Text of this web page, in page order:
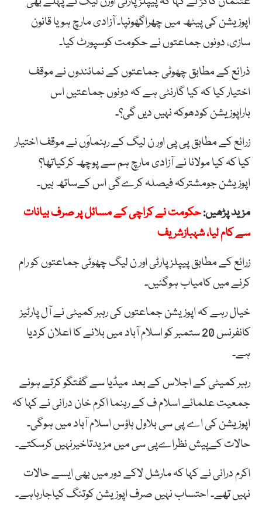
اپوزیشن کی پیٹھ میں چھراگھونپا۔ آزادی مارچ ہو یا قانون
سازی، دونوں جماعتوں نے حکومت کوسپورٹ کیا۔
ذرائع کے مطابق چھوٹی جماعتوں کے نمائندوں نے موقف
اختیار کیا کہ کیا گارنٹی ہے کہ دونوں جماعتیں اس
باراپوزیشن کودھوکہ نہیں دیں گی؟۔
زرائع کے مطابق پی پی اور ن لیگ کے رہنماوَں نے موقف اختیار
کیا کہ کیا مولانا نے آزادی مارچ ہم سے پوچھ کرکیاتھا؟
اپوزیشن جومشترکہ فیصلہ کرےگی اس کےساتھ ہیں۔
مزید پڑھیں:حکومت نے کراچی کے مسائل پر صرف بیانات
سے کام لیا، شہبازشریف
زرائع کے مطابق پیپلزپارٹی اور ن لیگ چھوٹی جماعتوں کو رام
کرنے میں کامیاب ہوگئیں۔
خیال رہے کہ اپوزیشن جماعتوں کی رہبر کمیٹی نے آل پارٹیز
کانفرنس 20 ستمبر کو اسلام آباد میں بلانے کا اعلان کردیا
ہے۔
رہبر کمیٹی کے اجلاس کے بعد میڈیا سے گفتگو کرتے ہوئے
جمعیت علمائے اسلام ف کے رہنما اکرم خان درانی نے کہا کہ
اپوزیشن کی اے پی سی بلاول ہاؤس اسلام آباد میں ہوگی۔
حالات کےپیش نظراےپی سی میں مزیدتاخیرنہیں کرسکتے۔
اکرم درانی نے کہا کہ مارشل لاکے دور میں بھی ایسے حالات
نہیں تھے۔ احتساب نہیں صرف اپوزیشن کوتنگ کیاجارہاہے۔